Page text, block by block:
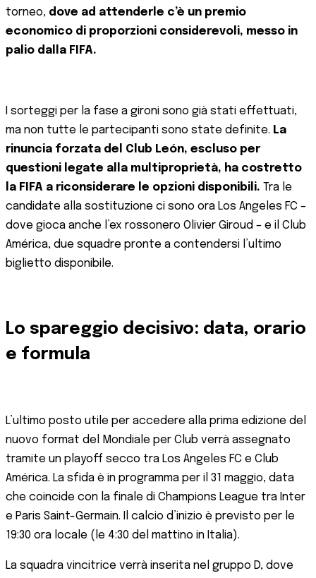
torneo, dove ad attenderle c’è un premio
economico di proporzioni considerevoli, messo in
palio dalla FIFA.
I sorteggi per la fase a gironi sono già stati effettuati,
ma non tutte le partecipanti sono state definite. La
rinuncia forzata del Club León, escluso per
questioni legate alla multiproprietà, ha costretto
la FIFA a riconsiderare le opzioni disponibili. Tra le
candidate alla sostituzione ci sono ora Los Angeles FC –
dove gioca anche l’ex rossonero Olivier Giroud – e il Club
América, due squadre pronte a contendersi l’ultimo
biglietto disponibile.
Lo spareggio decisivo: data, orario
e formula
L’ultimo posto utile per accedere alla prima edizione del
nuovo format del Mondiale per Club verrà assegnato
tramite un playoff secco tra Los Angeles FC e Club
América. La sfida è in programma per il 31 maggio, data
che coincide con la finale di Champions League tra Inter
e Paris Saint-Germain. Il calcio d’inizio è previsto per le
19:30 ora locale (le 4:30 del mattino in Italia).
La squadra vincitrice verrà inserita nel gruppo D, dove